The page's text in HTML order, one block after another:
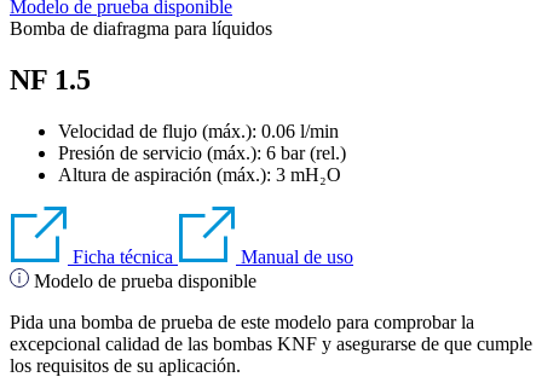
Modelo de prueba disponible
Bomba de diafragma para líquidos
NF 1.5
Velocidad de flujo (máx.): 0.06 l/min
Presión de servicio (máx.): 6 bar (rel.)
Altura de aspiración (máx.): 3 mH₂O
Ficha técnica
Manual de uso
Modelo de prueba disponible
Pida una bomba de prueba de este modelo para comprobar la
excepcional calidad de las bombas KNF y asegurarse de que cumple
los requisitos de su aplicación.